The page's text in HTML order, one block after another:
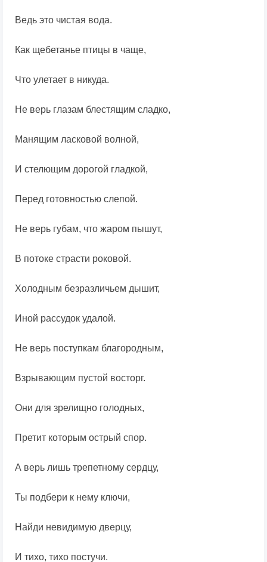
Ведь это чистая вода.
Как щебетанье птицы в чаще,
Что улетает в никуда.
Не верь глазам блестящим сладко,
Манящим ласковой волной,
И стелющим дорогой гладкой,
Перед готовностью слепой.
Не верь губам, что жаром пышут,
В потоке страсти роковой.
Холодным безразличьем дышит,
Иной рассудок удалой.
Не верь поступкам благородным,
Взрывающим пустой восторг.
Они для зрелищно голодных,
Претит которым острый спор.
А верь лишь трепетному сердцу,
Ты подбери к нему ключи,
Найди невидимую дверцу,
И тихо, тихо постучи.